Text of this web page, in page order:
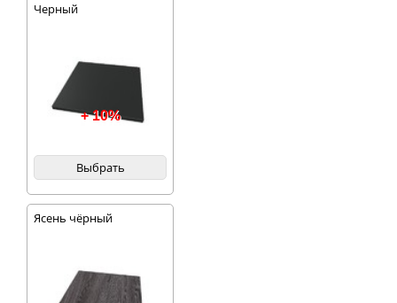
Черный
+ 10%
Выбрать
Ясень чёрный